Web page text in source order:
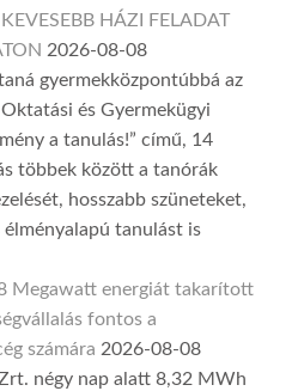
HÁZI FELADAT
2026-08-08
gyermekközpontúbbá az
és Gyermekügyi
a tanulás!” című, 14
többek között a tanórák
hosszabb szüneteket,
tanulást is
Megawatt energiát takarított
fontos a
számára 2026-08-08
négy nap alatt 8,32 MWh